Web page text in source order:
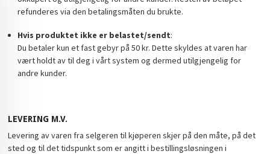
refunderes via den betalingsmåten du brukte.
Hvis produktet ikke er belastet/sendt:
Du betaler kun et fast gebyr på 50 kr. Dette skyldes at varen har
vært holdt av til deg i vårt system og dermed utilgjengelig for
andre kunder.
LEVERING M.V.
Levering av varen fra selgeren til kjøperen skjer på den måte, på det
sted og til det tidspunkt som er angitt i bestillingsløsningen i